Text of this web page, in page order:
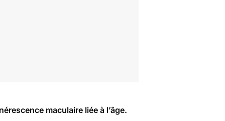
maculaire liée à l’âge.